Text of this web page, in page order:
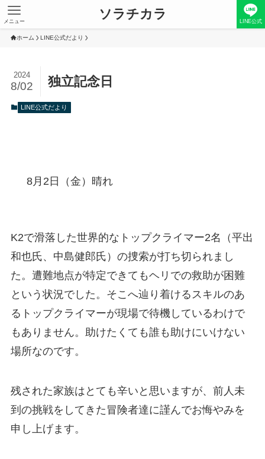
ソラチカラ LINE公式
メニュー
ホーム LINE公式だより
独立記念日
2024
8/02
LINE公式だより
8月2日（金）晴れ
K2で滑落した世界的なトップクライマー2名（平出
和也氏、中島健郎氏）の捜索が打ち切られまし
た。遭難地点が特定できてもヘリでの救助が困難
という状況でした。そこへ辿り着けるスキルのあ
るトップクライマーが現場で待機しているわけで
もありません。助けたくても誰も助けにいけない
場所なのです。
残された家族はとても辛いと思いますが、前人未
到の挑戦をしてきた冒険者達に謹んでお悔やみを
申し上げます。